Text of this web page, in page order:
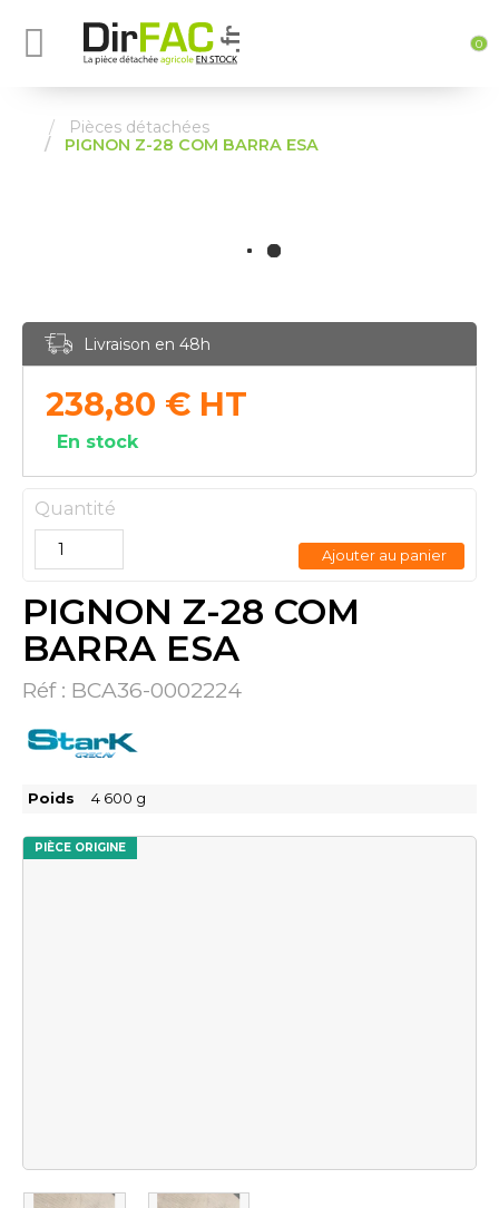
0
Pièces détachées
PIGNON Z-28 COM BARRA ESA
PIÈCE ORIGINE
PIGNON Z-28 COM
BARRA ESA
Réf : BCA36-0002224
Poids 4 600 g
Livraison en 48h
238,80 € HT
En stock
Quantité
Ajouter au panier